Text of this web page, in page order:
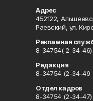
Адрес
452122,
Раевский, ул.
Рекламная
8-34754( 2-34-46)
Редакция
8-34754 (2-34-49
Отдел кадров
8-34754 (2-34-47)